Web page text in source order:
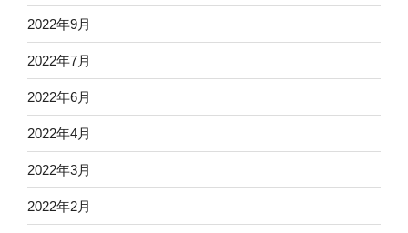
2022年9月
2022年7月
2022年6月
2022年4月
2022年3月
2022年2月